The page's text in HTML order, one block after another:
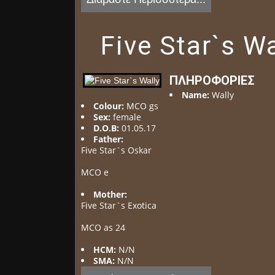
Five Star`s
ΠΛΗΡΟΦΟΡΊΕΣ
Name: Wally
Colour: MCO gs
Sex: female
D.O.B: 01.05.17
Father:
Five Star`s Oskar
MCO e
Mother:
Five Star`s Exotica
MCO as 24
HCM: N/N
SMA: N/N